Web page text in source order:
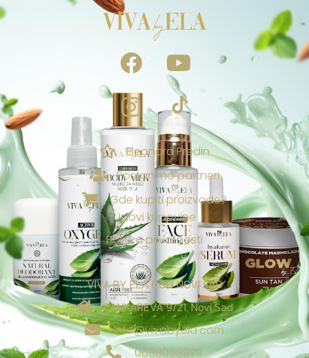
Eleonora Predin
Postanimo partneri
Gde kupiti proizvode?
Uslovi kupovine
Politika privatnosti
VIVA BY ELA DOO NOVI SAD
CANKAREVA 9/21, Novi Sad
info@vivabyela.com
0698058979
NAGRADE & POGODNOSTI
Ekskluzivno za vas
Loyalty & Preporuka
Spojite porudžbine i uzmite poklone🎁
›
⭐ Tvoj Viva sistem vernosti ›
✍️
Viva nagrade za recenzije:
Tvoji rezultati donose besplatne proizvode! 🎁
✨
›